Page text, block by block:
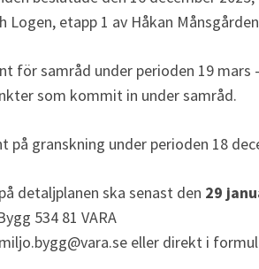
etapp 1 av Håkan
för samråd under perioden 19 mars
som kommit in under samråd.
granskning under perioden 18
detaljplanen ska senast den 29
534 81 VARA
eller direkt i